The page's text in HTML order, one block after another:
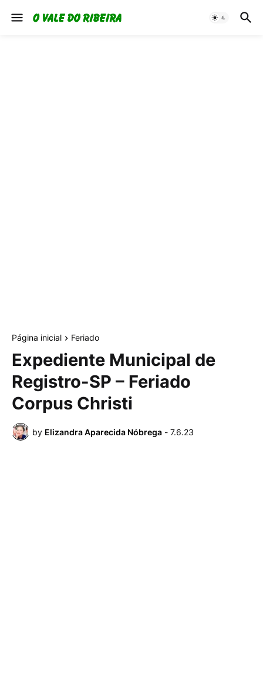
Página inicial Feriado
Expediente Municipal de
Registro-SP – Feriado
Corpus Christi
by Elizandra Aparecida Nóbrega - 7.6.23